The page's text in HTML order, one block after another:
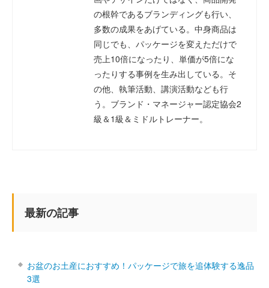
の根幹であるブランディングも行い、
多数の成果をあげている。中身商品は
同じでも、パッケージを変えただけで
売上10倍になったり、単価が5倍にな
ったりする事例を生み出している。そ
の他、執筆活動、講演活動なども行
う。ブランド・マネージャー認定協会2
級＆1級＆ミドルトレーナー。
最新の記事
お盆のお土産におすすめ！パッケージで旅を追体験する逸品
3選